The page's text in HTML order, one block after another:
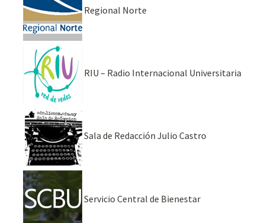
Regional Norte
RIU – Radio Internacional Universitaria
Sala de Redacción Julio Castro
Servicio Central de Bienestar